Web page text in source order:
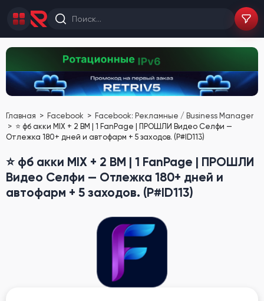
Главная Facebook
Facebook: Рекламные / Business Manager
⭐️ фб акки MIX + 2 BM | 1 FanPage | ПРОШЛИ Видео Селфи —
Отлежка 180+ дней и автофарм + 5 заходов. (P#ID113)
⭐️ фб акки MIX + 2 BM | 1 FanPage | ПРОШЛИ
Видео Селфи — Отлежка 180+ дней и
автофарм + 5 заходов. (P#ID113)